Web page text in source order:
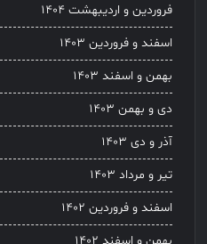
فروردین و اردیبهشت ۱۴۰۴
اسفند و فروردین ۱۴۰۳
بهمن و اسفند ۱۴۰۳
دی و بهمن ۱۴۰۳
آذر و دی ۱۴۰۳
تیر و مرداد ۱۴۰۳
اسفند و فروردین ۱۴۰۲